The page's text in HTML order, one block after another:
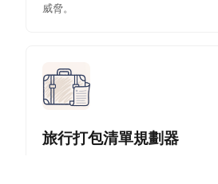
威脅。
旅行打包清單規劃器